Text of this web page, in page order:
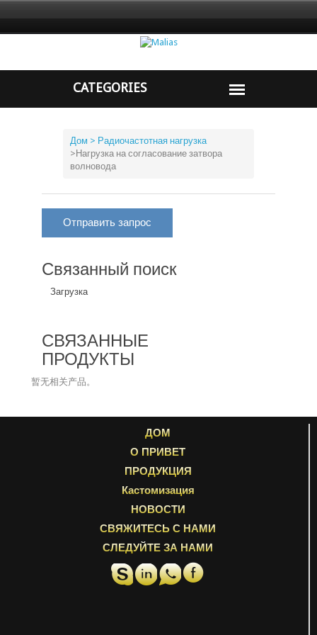
Дом > Радиочастотная нагрузка
>Нагрузка на согласование затвора
волновода
Отправить запрос
Связанный поиск
Загрузка
СВЯЗАННЫЕ
ПРОДУКТЫ
暂无相关产品。
ДОМ
О ПРИВЕТ
ПРОДУКЦИЯ
Кастомизация
НОВОСТИ
СВЯЖИТЕСЬ С НАМИ
СЛЕДУЙТЕ ЗА НАМИ